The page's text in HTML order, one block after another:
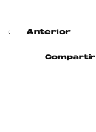
Anterior
Compartir